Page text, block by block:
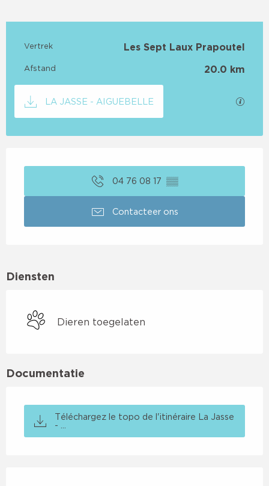
Praktische informatie
Vertrek Les Sept Laux Prapoutel
Afstand 20.0 km
LA JASSE - AIGUEBELLE Met
04 76 08 17 ▒▒
Contacteer ons
Diensten
Dieren toegelaten
Documentatie
Téléchargez le topo de l'itinéraire La Jasse
- ...